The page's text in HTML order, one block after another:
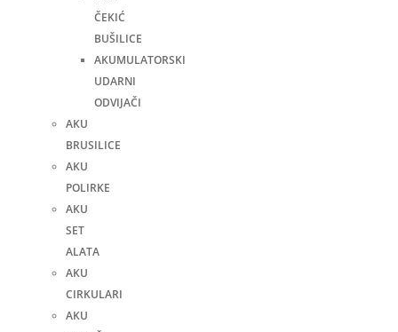
ČEKIĆ
BUŠILICE
AKUMULATORSKI
UDARNI
ODVIJAČI
AKU
BRUSILICE
AKU
POLIRKE
AKU
SET
ALATA
AKU
CIRKULARI
AKU